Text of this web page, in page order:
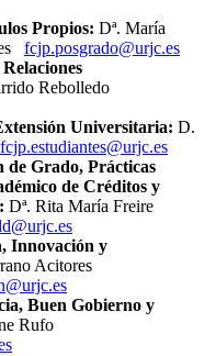
Propios: Dª. María
fcjp.posgrado@urjc.es
Rebolledo
Universitaria: D.
fcjp.estudiantes@urjc.es
Grado, Prácticas
de Créditos y
Dª. Rita María Freire
Innovación y
Acitores
Buen Gobierno y
Rufo